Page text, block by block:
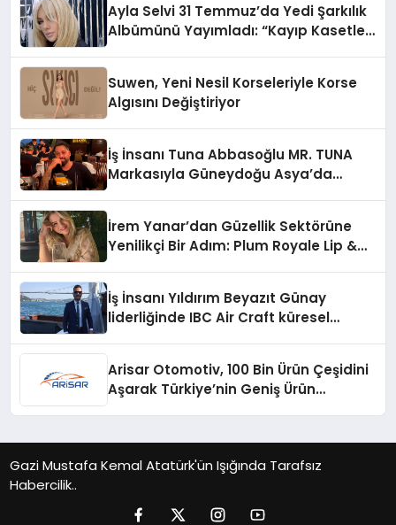
Ayla Selvi 31 Temmuz’da Yedi Şarkılık
Albümünü Yayımladı: “Kayıp Kasetler
Suwen, Yeni Nesil Korseleriyle Korse
Algısını Değiştiriyor
İş İnsanı Tuna Abbasoğlu MR. TUNA
Markasıyla Güneydoğu Asya’da
İrem Yanar’dan Güzellik Sektörüne
Yenilikçi Bir Adım: Plum Royale Lip &
İş İnsanı Yıldırım Beyazıt Günay
liderliğinde IBC Air Craft küresel
Arisar Otomotiv, 100 Bin Ürün Çeşidini
Aşarak Türkiye’nin Geniş Ürün
Gazi Mustafa Kemal Atatürk'ün Işığında Tarafsız
Habercilik..